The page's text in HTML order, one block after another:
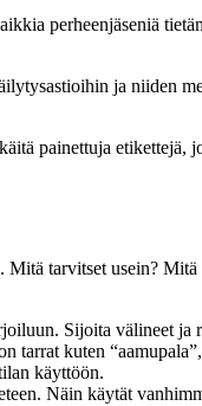
perheenjäseniä
ja niiden
painettuja
tarvitset usein?
Sijoita välineet ja
tarrat kuten
käyttöön.
Näin käytät